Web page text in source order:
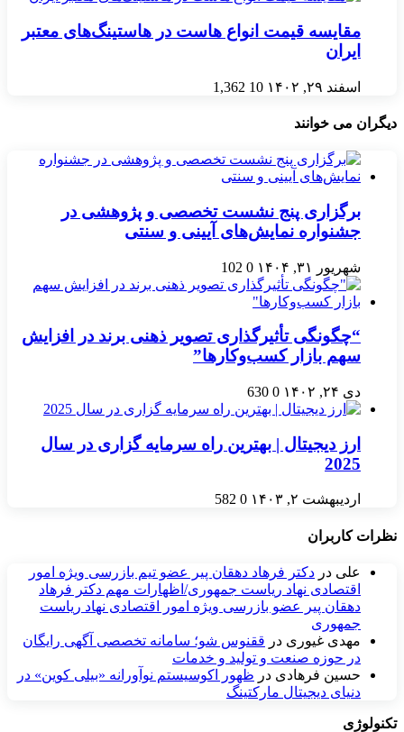
مقایسه قیمت انواع هاست در هاستینگ‌های معتبر
ایران
اسفند ۲۹, ۱۴۰۲ 10
1,362
دیگران می خوانند
برگزاری پنج نشست‌ تخصصی و پژوهشی در
جشنواره نمایش‌های آیینی و سنتی
شهریور ۳۱, ۱۴۰۴ 0
102
“چگونگی تأثیرگذاری تصویر ذهنی برند در افزایش
سهم بازار کسب‌وکارها”
دی ۲۴, ۱۴۰۲ 0
630
ارز دیجیتال | بهترین راه سرمایه گزاری در سال
2025
اردیبهشت ۲, ۱۴۰۳ 0
582
نظرات کاربران
علی در دکتر فرهاد دهقان پیر عضو تيم بازرسی ويژه امور
اقتصادی نهاد رياست جمهوری/اظهارات مهم دکتر فرهاد
دهقان پیر عضو بازرسی ویژه امور اقتصادی نهاد ریاست
جمهوری
مهدی غیوری در ققنوس شو؛ سامانه تخصصی آگهی رایگان
در حوزه صنعت و تولید و خدمات
حسین فرهادی در ظهور اکوسیستم نوآورانه «بیلی کوین» در
دنیای دیجیتال مارکتینگ
تکنولوژی